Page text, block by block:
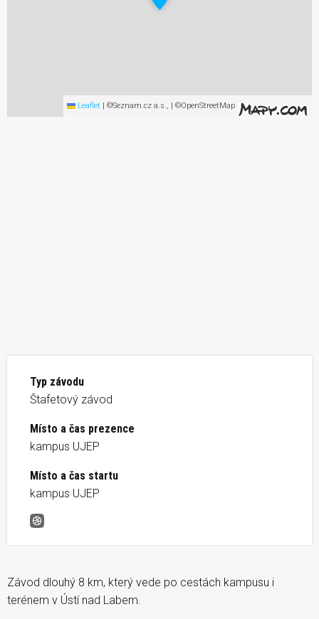
Leaflet | ©Seznam.cz a.s., | ©OpenStreetMap
Typ závodu
Štafetový závod
Místo a čas prezence
kampus UJEP
Místo a čas startu
kampus UJEP
Běh kampusem
Závod dlouhý 8 km, který vede po cestách kampusu i
terénem v Ústí nad Labem.